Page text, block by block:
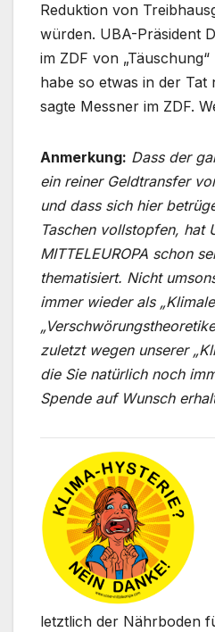
Reduktion von
würden. UBA-Präsident
im ZDF von
habe so etwas in der Tat
sagte Messner im ZDF.
Anmerkung: Dass der
ein reiner Geldtransfer
und dass sich hier
Taschen vollstopfen, hat
MITTELEUROPA schon
thematisiert. Nicht
immer wieder als
zuletzt wegen unserer
die Sie natürlich noch
Spende auf Wunsch
letztlich der Nährboden